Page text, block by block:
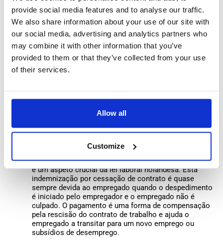
provide social media features and to analyse our traffic.
We also share information about your use of our site with
our social media, advertising and analytics partners who
may combine it with other information that you’ve
provided to them or that they’ve collected from your use
of their services.
Allow all
Customize
Considerações Chave no Processo
de Despedimento
Independentemente do tipo de despedimento, existem
elementos consistentes em cada terminação de emprego de
Período de Aviso Prévio: Se não estiver num período
experimental ou a enfrentar um despedimento
sumário, o seu empregador deve emitir um período de
aviso prévio. A sua duração depende do seu tempo de
serviço, variando de um a quatro meses.
Transitievergoeding ou Pagamento de Transição: Este
é um aspeto crucial da lei laboral holandesa. Esta
indemnização por cessação de contrato é quase
sempre devida ao empregado quando o despedimento
é iniciado pelo empregador e o empregado não é
culpado. O pagamento é uma forma de compensação
pela rescisão do contrato de trabalho e ajuda o
empregado a transitar para um novo emprego ou
subsídios de desemprego.